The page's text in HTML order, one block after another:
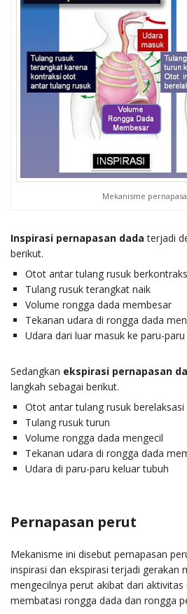
Mekanisme
Inspirasi pernapasan dada terjadi
berikut.
Otot antar tulang rusuk
Tulang rusuk terangkat naik
Volume rongga dada membesar
Tekanan udara di rongga dada
Udara dari luar masuk ke paru-paru
Sedangkan ekspirasi pernapasan
langkah sebagai berikut.
Otot antar tulang rusuk berelaksasi
Tulang rusuk turun
Volume rongga dada mengecil
Tekanan udara di rongga dada
Udara di paru-paru keluar tubuh
Pernapasan perut
Mekanisme ini disebut pernapasan
inspirasi dan ekspirasi terjadi gerakan
mengecilnya perut akibat dari
membatasi rongga dada dan rongga